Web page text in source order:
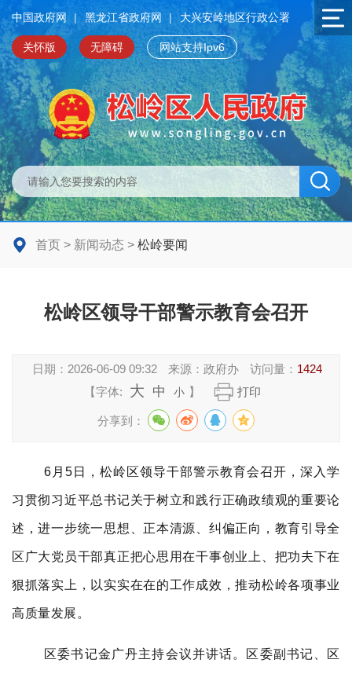
中国政府网 | 黑龙江省政府网 | 大兴安岭地区行政公署
关怀版 无障碍 网站支持Ipv6
首页 > 新闻动态 > 松岭要闻
松岭区领导干部警示教育会召开
日期： 2026-06-09 09:32 来源：政府办 访问量： 1424
【字体:
大 中 小 】 打印
分享到：
6 月 5 日，松岭区领导干部警示教育会召开，深入学
习贯彻习近平总书记关于树立和践行正确政绩观的重要论
述，进一步统一思想、正本清源、纠偏正向，教育引导全
区广大党员干部真正把心思用在干事创业上、把功夫下在
狠抓落实上，以实实在在的工作成效，推动松岭各项事业
高质量发展。
区委书记金广丹主持会议并讲话。区委副书记、区